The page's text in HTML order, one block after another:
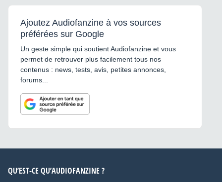
Ajoutez Audiofanzine à vos sources
préférées sur Google
Un geste simple qui soutient Audiofanzine et vous
permet de retrouver plus facilement tous nos
contenus : news, tests, avis, petites annonces,
forums...
QU’EST-CE QU’AUDIOFANZINE ?